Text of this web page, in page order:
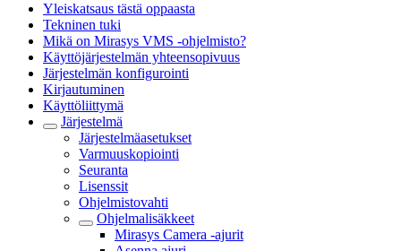
Yleiskatsaus tästä oppaasta
Tekninen tuki
Mikä on Mirasys VMS -ohjelmisto?
Käyttöjärjestelmän yhteensopivuus
Järjestelmän konfigurointi
Kirjautuminen
Käyttöliittymä
Järjestelmä
Järjestelmäasetukset
Varmuuskopiointi
Seuranta
Lisenssit
Ohjelmistovahti
Ohjelmalisäkkeet
Mirasys Camera -ajurit